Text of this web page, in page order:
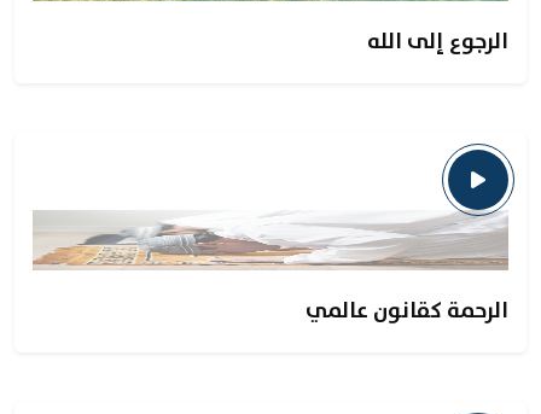
الرجوع إلى الله
الرحمة كقانون عالمي